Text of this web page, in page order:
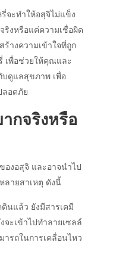
จะทำให้อสุจิไม่แข็ง
ริงหรือแค่ความเชื่อผิด
ร้างความเข้าใจที่ถูก
เพื่อช่วยให้คุณและ
บดูแลสุขภาพ เพื่อ
ลอดภัย
กจริงหรือ
งอสุจิ และอาจนำไป
ลายสาเหตุ ดังนี้
นแล้ว ยังมีสารเคมี
ะเข้าไปทำลายเซลล์
รถในการเคลื่อนไหว